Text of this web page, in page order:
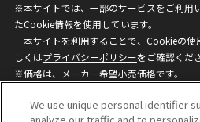
※本サイトでは、一部のサービスをご利用
たCookie情報を使用しています。
本サイトを利用することで、Cookieの使
しくはプライバシーポリシーをご確認くだ
※価格は、メーカー希望小売価格です。
ざいますのでご了承ください。
We use unique personal identifier